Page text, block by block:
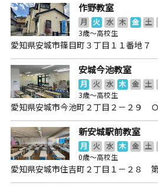
作野教室
月 火 水 木 金 土
3歳～高校生
愛知県安城市篠目町３丁目１１番地７
安城今池教室
月 火 水 木 金 土
3歳～高校生
愛知県安城市今池町２丁目２－２９
新安城駅前教室
月 火 水 木 金 土
0歳～高校生
愛知県安城市住吉町２丁目１－２８